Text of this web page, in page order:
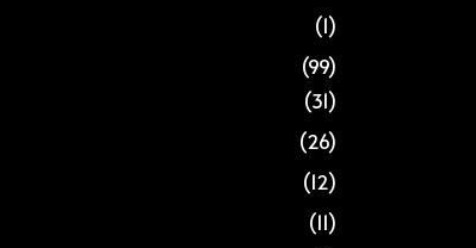
(1)
(99)
(31)
(26)
(12)
(11)